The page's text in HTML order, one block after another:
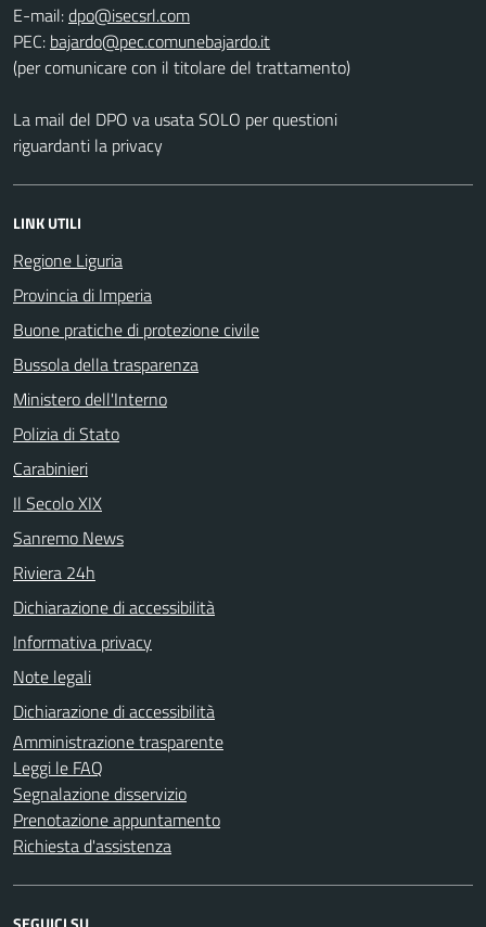
E-mail:
PEC:
(per comunicare con il titolare del trattamento)
La mail del DPO va usata SOLO per questioni
riguardanti la privacy
LINK UTILI
Regione Liguria
Provincia di Imperia
Buone pratiche di protezione civile
Bussola della trasparenza
Ministero dell'Interno
Polizia di Stato
Carabinieri
Il Secolo XIX
Sanremo News
Riviera 24h
Dichiarazione di accessibilità
Informativa privacy
Note legali
Dichiarazione di accessibilità
Amministrazione trasparente
Leggi le FAQ
Segnalazione disservizio
Prenotazione appuntamento
Richiesta d'assistenza